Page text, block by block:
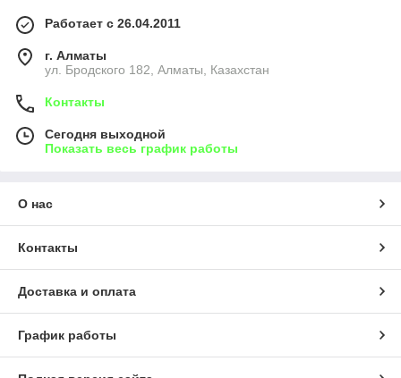
Работает с 26.04.2011
г. Алматы
ул. Бродского 182, Алматы, Казахстан
Контакты
Сегодня выходной
Показать весь график работы
О нас
Контакты
Доставка и оплата
График работы